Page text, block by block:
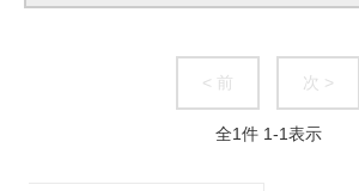
< 前 次 >
全1件 1-1表示